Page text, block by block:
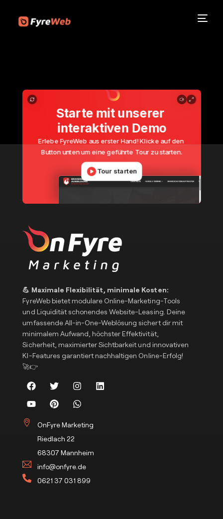
💪 Maximale Flexibilität, minimale Kosten:
FyreWeb bietet modulare Online-Marketing-Tools
und Liquidität schonendes Website-Leasing. Deine
umfassende All-in-One-Weblösung sichert dir mit
minimalem Aufwand, höchster Effektivität,
Sicherheit, maximierter Sichtbarkeit und innovativen
KI-Features garantiert nachhaltigen Online-Erfolg!
🚀👉
OnFyre Marketing
Riedlach 22
68307 Mannheim
info@onfyre.de
‪0621 37 031 899